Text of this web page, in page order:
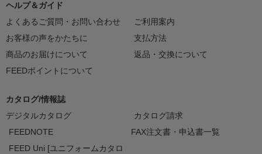
ヘルプ＆ガイド
よくあるご質問・お問い合わせ
ご利用案内
お客様の声をかたちに
支払方法
商品のお届けについて
返品・交換について
FEEDポイントについて
カタログ/情報誌
デジタルカタログ
カタログ請求
FEEDNOTE
FAX注文書・申込書一覧
FEED Uni [ユニフォームカタロ